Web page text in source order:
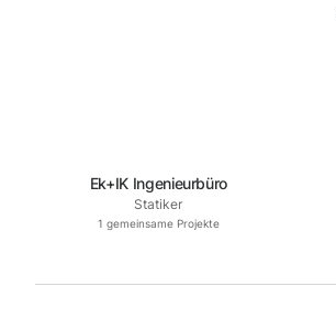
Ek+IK Ingenieurbüro
Statiker
1 gemeinsame Projekte